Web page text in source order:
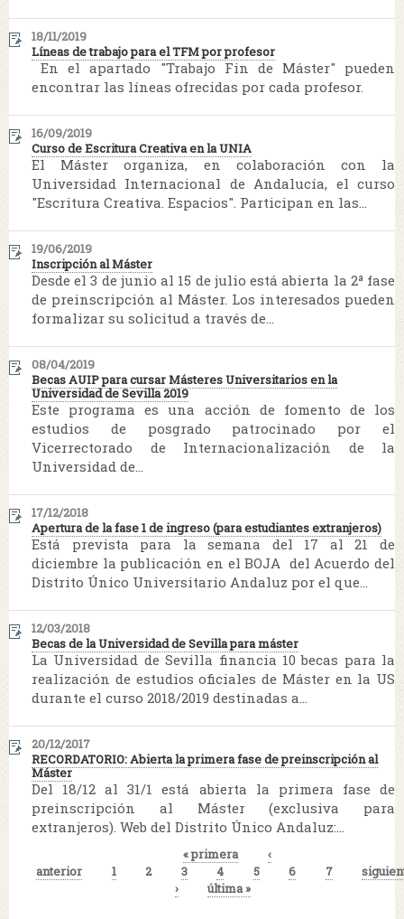
18/11/2019
Líneas de trabajo para el TFM por profesor
En el apartado "Trabajo Fin de Máster" pueden
encontrar las líneas ofrecidas por cada profesor.
16/09/2019
Curso de Escritura Creativa en la UNIA
El Máster organiza, en colaboración con la
Universidad Internacional de Andalucía, el curso
"Escritura Creativa. Espacios". Participan en las...
19/06/2019
Inscripción al Máster
Desde el 3 de junio al 15 de julio está abierta la 2ª fase
de preinscripción al Máster. Los interesados pueden
formalizar su solicitud a través de...
08/04/2019
Becas AUIP para cursar Másteres Universitarios en la
Universidad de Sevilla 2019
Este programa es una acción de fomento de los
estudios de posgrado patrocinado por el
Vicerrectorado de Internacionalización de la
Universidad de...
17/12/2018
Apertura de la fase 1 de ingreso (para estudiantes extranjeros)
Está prevista para la semana del 17 al 21 de
diciembre la publicación en el BOJA del Acuerdo del
Distrito Único Universitario Andaluz por el que...
12/03/2018
Becas de la Universidad de Sevilla para máster
La Universidad de Sevilla financia 10 becas para la
realización de estudios oficiales de Máster en la US
durante el curso 2018/2019 destinadas a...
20/12/2017
RECORDATORIO: Abierta la primera fase de preinscripción al
Máster
Del 18/12 al 31/1 está abierta la primera fase de
preinscripción al Máster (exclusiva para
extranjeros). Web del Distrito Único Andaluz:...
« primera
‹
anterior
1 2 3 4 5 6 7
›
última »